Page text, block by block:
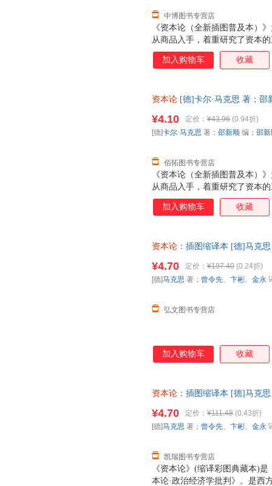
《资本论（全新插图普及本）
从商品入手，着重研究了资本
其次研究资本的流通过程和总
削阶级内部分配的问题。全书
中博图书专营店
加入购物车 收藏
资本论 [德]卡尔·马克思 著；
《资本论（全新插图普及本）
从商品入手，着重研究了资本
其次研究资本的流通过程和总
削阶级内部分配的问题。全书
¥4.10 定价： ¥43.96 (0.94折)
佰拓图书专营店
[德]卡尔·马克思 著； 邵新顺 编； 邵
加入购物车 收藏
资本论 ：插图缩译本 [德]马克
¥4.70 定价： ¥197.40 (0.24折)
弘文图书专营店
[德]马克思 著； 曾令先、 卞彬、 金永
加入购物车 收藏
资本论 ：插图缩译本 [德]马克
《资本论》(缩译彩图典藏本)
本论·政治经济学批判》。是
¥4.70 定价： ¥111.48 (0.43折)
凯瑞图书专营店
[德]马克思 著； 曾令先、 卞彬、 金永